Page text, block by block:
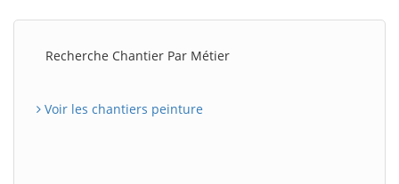
Recherche Chantier Par Métier
Voir les chantiers peinture